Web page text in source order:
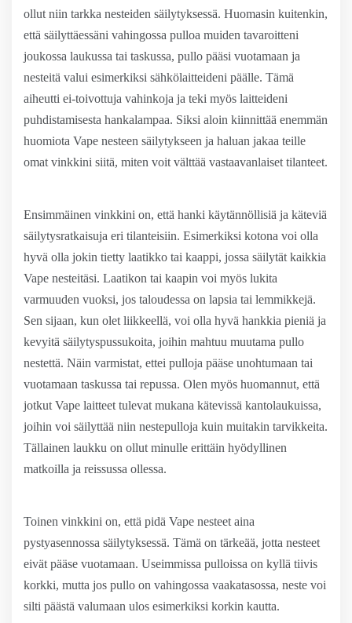
ollut niin tarkka nesteiden säilytyksessä. Huomasin kuitenkin,
että säilyttäessäni vahingossa pulloa muiden tavaroitteni
joukossa laukussa tai taskussa, pullo pääsi vuotamaan ja
nesteitä valui esimerkiksi sähkölaitteideni päälle. Tämä
aiheutti ei-toivottuja vahinkoja ja teki myös laitteideni
puhdistamisesta hankalampaa. Siksi aloin kiinnittää enemmän
huomiota Vape nesteen säilytykseen ja haluan jakaa teille
omat vinkkini siitä, miten voit välttää vastaavanlaiset tilanteet.
Ensimmäinen vinkkini on, että hanki käytännöllisiä ja käteviä
säilytysratkaisuja eri tilanteisiin. Esimerkiksi kotona voi olla
hyvä olla jokin tietty laatikko tai kaappi, jossa säilytät kaikkia
Vape nesteitäsi. Laatikon tai kaapin voi myös lukita
varmuuden vuoksi, jos taloudessa on lapsia tai lemmikkejä.
Sen sijaan, kun olet liikkeellä, voi olla hyvä hankkia pieniä ja
kevyitä säilytyspussukoita, joihin mahtuu muutama pullo
nestettä. Näin varmistat, ettei pulloja pääse unohtumaan tai
vuotamaan taskussa tai repussa. Olen myös huomannut, että
jotkut Vape laitteet tulevat mukana kätevissä kantolaukuissa,
joihin voi säilyttää niin nestepulloja kuin muitakin tarvikkeita.
Tällainen laukku on ollut minulle erittäin hyödyllinen
matkoilla ja reissussa ollessa.
Toinen vinkkini on, että pidä Vape nesteet aina
pystyasennossa säilytyksessä. Tämä on tärkeää, jotta nesteet
eivät pääse vuotamaan. Useimmissa pulloissa on kyllä tiivis
korkki, mutta jos pullo on vahingossa vaakatasossa, neste voi
silti päästä valumaan ulos esimerkiksi korkin kautta.